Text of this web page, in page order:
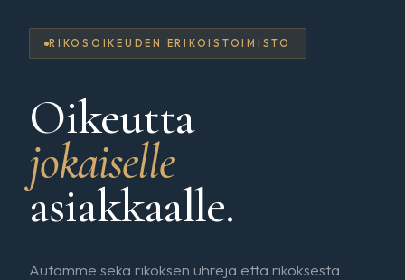
RIKOSOIKEUDEN ERIKOISTOIMISTO
Oikeutta
jokaiselle
asiakkaalle.
Autamme sekä rikoksen uhreja että rikoksesta